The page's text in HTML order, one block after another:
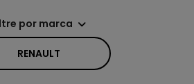
por marca
RENAULT